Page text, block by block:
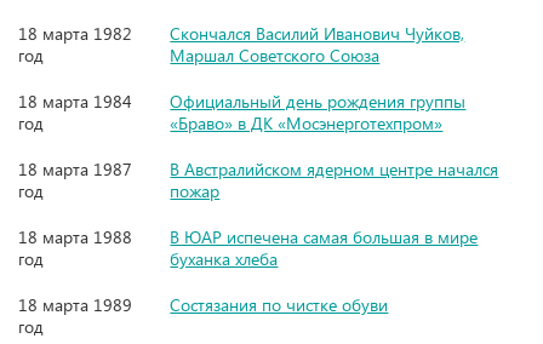
18 марта 1982
год
Скончался Василий Иванович Чуйков,
Маршал Советского Союза
18 марта 1984
год
Официальный день рождения группы
«Браво» в ДК «Мосэнерготехпром»
18 марта 1987
год
В Австралийском ядерном центре начался
пожар
18 марта 1988
год
В ЮАР испечена самая большая в мире
буханка хлеба
18 марта 1989
год
Состязания по чистке обуви